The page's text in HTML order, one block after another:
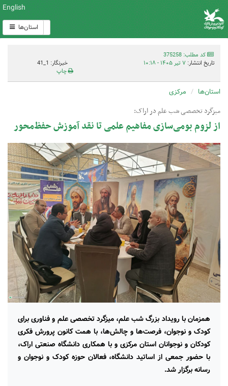
English
استان‌ها
کد مطلب: 375258
تاریخ انتشار: ۷ تیر ۱۴۰۵ - ۱۰:۱۸
خبرنگار: 1_41
چاپ
استان‌ها مرکزی
میزگرد تخصصی شب علم در اراک:
از لزوم بومی‌سازی مفاهیم علمی تا نقد آموزش حفظ‌محور
همزمان با رویداد بزرگ شب علم، میزگرد تخصصی علم و فناوری برای
کودک و نوجوان، فرصت‌ها و چالش‌ها، با همت کانون پرورش فکری
کودکان و نوجوانان استان مرکزی و با همکاری دانشگاه صنعتی اراک،
با حضور جمعی از اساتید دانشگاه، فعالان حوزه کودک و نوجوان و
رسانه برگزار شد.